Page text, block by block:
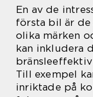
En av de
första bil är de
olika märken
kan inkludera
Till exempel
inriktade på